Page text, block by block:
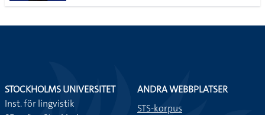
STOCKHOLMS UNIVERSITET
Inst. för lingvistik
ANDRA WEBBPLATSER
STS-korpus